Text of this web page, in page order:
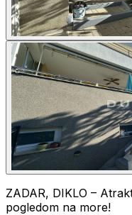
ZADAR, DIKLO –
pogledom na more!